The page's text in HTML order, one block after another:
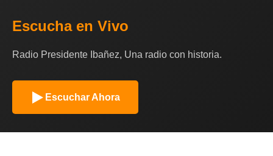
Escucha en Vivo
Radio Presidente Ibañez, Una radio con historia.
Escuchar Ahora